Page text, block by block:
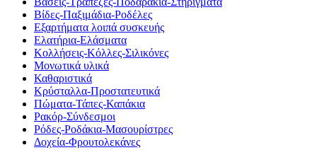
Βίδες-Παξιμάδια-Ροδέλες
Εξαρτήματα λοιπά συσκευής
Ελατήρια-Ελάσματα
Κολλήσεις-Κόλλες-Σιλικόνες
Μονωτικά υλικά
Καθαριστικά
Κρύσταλλα-Προστατευτικά
Πώματα-Τάπες-Καπάκια
Ρακόρ-Σύνδεσμοι
Ρόδες-Ροδάκια-Μασουρίστρες
Δοχεία-Φρουτολεκάνες